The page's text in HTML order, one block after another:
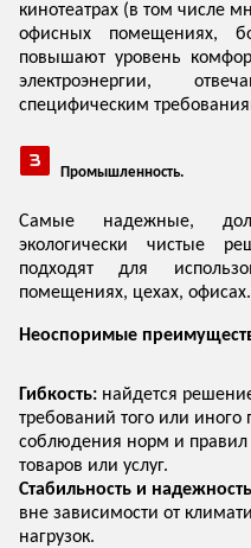
кинотеатрах (в том числе
офисных помещениях,
повышают уровень
электроэнергии,
специфическим
Промышленность.
Самые надежные,
экологически чистые
подходят для
помещениях, цехах, офисах.
Неоспоримые
Гибкость: найдется
требований того или
соблюдения норм и правил
товаров или услуг.
Стабильность и
вне зависимости от
нагрузок.